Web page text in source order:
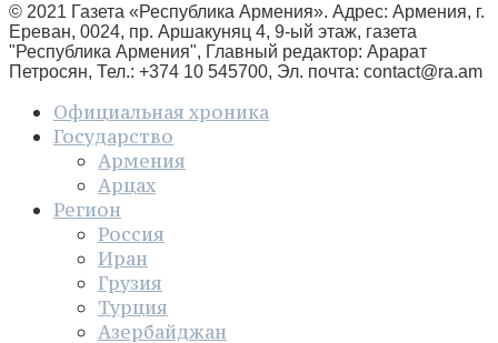
© 2021 Газета «Республика Армения». Адрес: Армения, г.
Ереван, 0024, пр. Аршакуняц 4, 9-ый этаж, газета
"Республика Армения", Главный редактор: Арарат
Петросян, Тел.: +374 10 545700, Эл. почта: contact@ra.am
Официальная хроника
Государство
Армения
Арцах
Регион
Россия
Иран
Грузия
Турция
Азербайджан